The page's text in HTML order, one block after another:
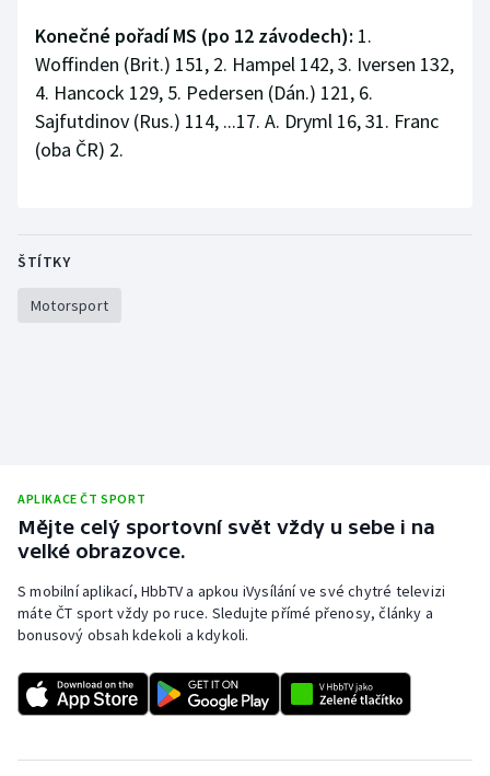
Plavání
Plážový volejbal
Ragby
Rychlostní kanoistika
Short track
Veslování
Vodní slalom
Volejbal
Ostatní
Konečné pořadí MS (po 12 závodech): 1.
Woffinden (Brit.) 151, 2. Hampel 142, 3. Iversen 132,
4. Hancock 129, 5. Pedersen (Dán.) 121, 6.
Sajfutdinov (Rus.) 114, ...17. A. Dryml 16, 31. Franc
(oba ČR) 2.
ŠTÍTKY
Motorsport
APLIKACE ČT SPORT
Mějte celý sportovní svět vždy u sebe i na
velké obrazovce.
S mobilní aplikací, HbbTV a apkou iVysílání ve své chytré televizi
máte ČT sport vždy po ruce. Sledujte přímé přenosy, články a
bonusový obsah kdekoli a kdykoli.